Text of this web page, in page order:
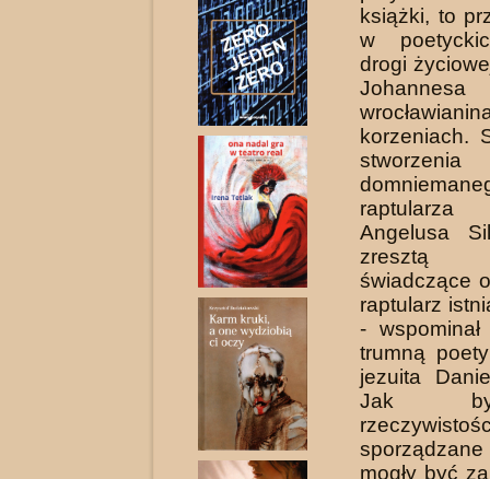
książki, to
w
drogi
Johannesa
korzeniach.
stworzenia
raptularza
Angelusa
zresztą
świadczące
raptularz
-
trumną
jezuita
Jak
mogły być